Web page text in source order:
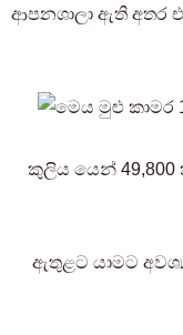
ආපනශාලා ඇති අතර
මෙය මුළු
කුලිය යෙන් 49,800
ඇතුළට යාමට